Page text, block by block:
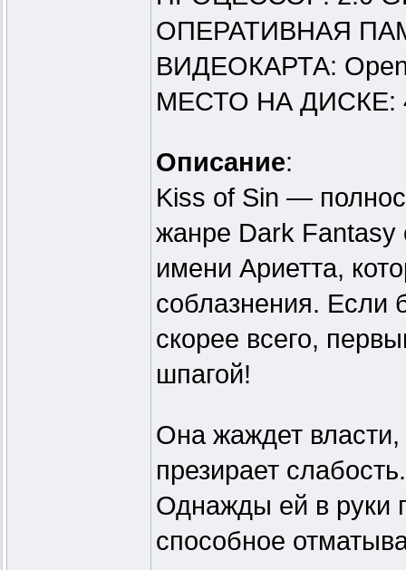
ОПЕРАТИВНАЯ
ВИДЕОКАРТА:
МЕСТО НА ДИСКЕ:
Описание:
Kiss of Sin —
жанре Dark Fantasy
имени Ариетта,
соблазнения. Если
скорее всего,
шпагой!
Она жаждет власти,
презирает слабость.
Однажды ей в руки
способное